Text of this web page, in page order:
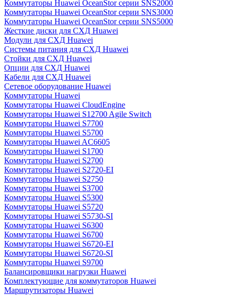
Коммутаторы Huawei OceanStor серии SNS2000
Коммутаторы Huawei OceanStor серии SNS3000
Коммутаторы Huawei OceanStor серии SNS5000
Жесткие диски для СХД Huawei
Модули для СХД Huawei
Системы питания для СХД Huawei
Стойки для СХД Huawei
Опции для СХД Huawei
Кабели для СХД Huawei
Сетевое оборудование Huawei
Коммутаторы Huawei
Коммутаторы Huawei CloudEngine
Коммутаторы Huawei S12700 Agile Switch
Коммутаторы Huawei S7700
Коммутаторы Huawei S5700
Коммутаторы Huawei AC6605
Коммутаторы Huawei S1700
Коммутаторы Huawei S2700
Коммутаторы Huawei S2720-EI
Коммутаторы Huawei S2750
Коммутаторы Huawei S3700
Коммутаторы Huawei S5300
Коммутаторы Huawei S5720
Коммутаторы Huawei S5730-SI
Коммутаторы Huawei S6300
Коммутаторы Huawei S6700
Коммутаторы Huawei S6720-EI
Коммутаторы Huawei S6720-SI
Коммутаторы Huawei S9700
Балансировщики нагрузки Huawei
Комплектующие для коммутаторов Huawei
Маршрутизаторы Huawei